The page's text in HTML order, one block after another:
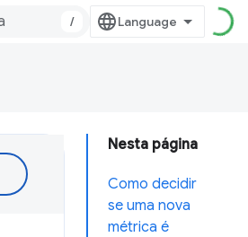
/
Nesta página
Como decidir
se uma nova
métrica é